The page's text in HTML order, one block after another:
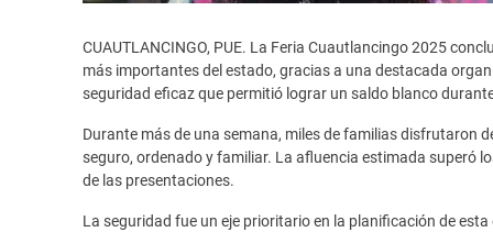
CUAUTLANCINGO, PUE. La Feria Cuautlancingo 2025
más importantes del estado, gracias a una destacada
seguridad eficaz que permitió lograr un saldo blanco
Durante más de una semana, miles de familias disfrutaron
seguro, ordenado y familiar. La afluencia estimada superó
de las presentaciones.
La seguridad fue un eje prioritario en la planificación de